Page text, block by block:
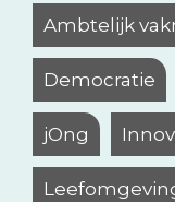
Ambtelijk
Democratie
jOng